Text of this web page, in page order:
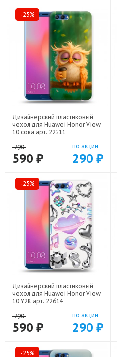
-25%
Дизайнерский пластиковый
чехол для Huawei Honor View
10 сова арт: 22211
790
590 ₽
по акции
290 ₽
-25%
Дизайнерский пластиковый
чехол для Huawei Honor View
10 Y2K арт: 22614
790
590 ₽
по акции
290 ₽
-25%